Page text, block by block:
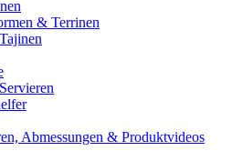
& Terrinen
Abmessungen & Produktvideos